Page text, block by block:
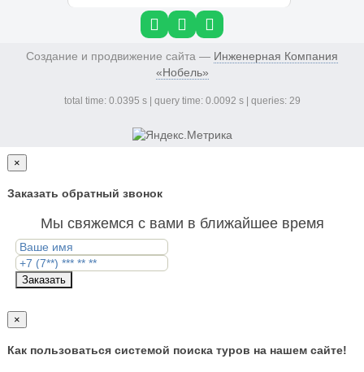
Создание и продвижение сайта — Инженерная Компания
«Нобель»
total time: 0.0395 s | query time: 0.0092 s | queries: 29
×
Заказать обратный звонок
Мы свяжемся с вами в ближайшее время
Заказать
×
Как пользоваться системой поиска туров на нашем сайте!